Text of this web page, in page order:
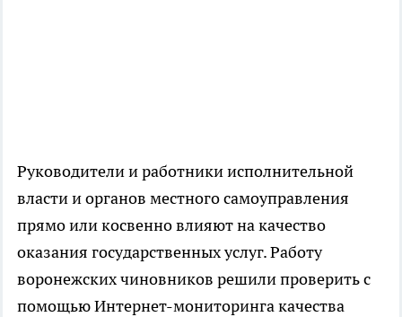
Руководители и работники исполнительной
власти и органов местного самоуправления
прямо или косвенно влияют на качество
оказания государственных услуг. Работу
воронежских чиновников решили проверить с
помощью Интернет-мониторинга качества